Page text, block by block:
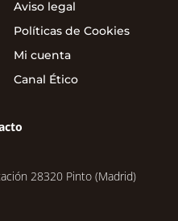
Aviso legal
Políticas de Cookies
Mi cuenta
Canal Ético
28320 Pinto (Madrid)